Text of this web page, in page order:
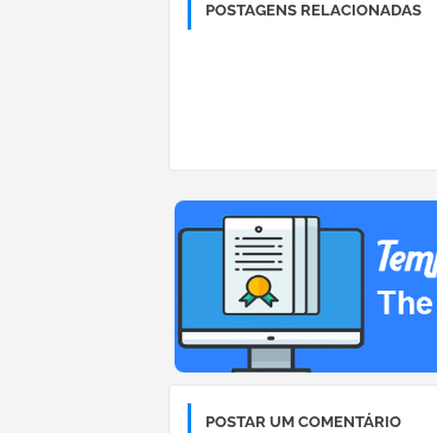
POSTAGENS RELACIONADAS
POSTAR UM COMENTÁRIO